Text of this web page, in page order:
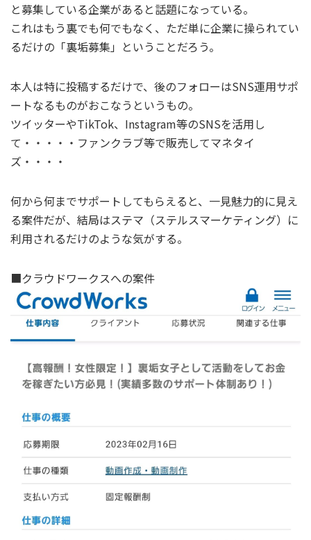
と募集している企業があると話題になっている。
これはもう裏でも何でもなく、ただ単に企業に操られてい
るだけの「裏垢募集」ということだろう。
本人は特に投稿するだけで、後のフォローはSNS運用サポ
ートなるものがおこなうというもの。
ツイッターやTikTok、Instagram等のSNSを活用し
て・・・・・ファンクラブ等で販売してマネタイ
ズ・・・・
何から何までサポートしてもらえると、一見魅力的に見え
る案件だが、結局はステマ（ステルスマーケティング）に
利用されるだけのような気がする。
■クラウドワークスへの案件